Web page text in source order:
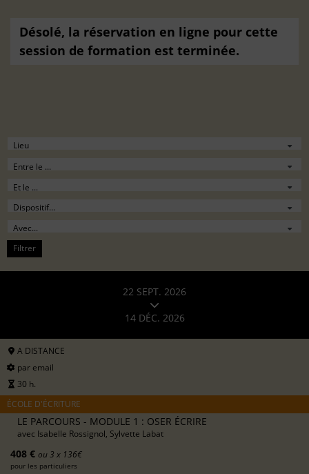
Désolé, la réservation en ligne pour cette
session de formation est terminée.
Filtrer
22 SEPT. 2026
14 DÉC. 2026
A DISTANCE
par email
30 h.
ÉCOLE D'ÉCRITURE
LE PARCOURS - MODULE 1 : OSER ÉCRIRE
avec Isabelle Rossignol, Sylvette Labat
408 € ou 3 x 136€
pour les particuliers